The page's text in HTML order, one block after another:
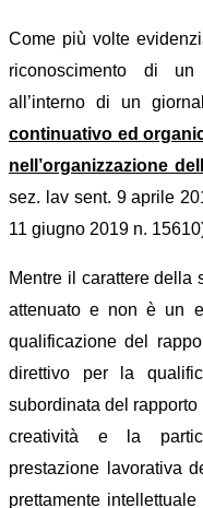
Come più volte
riconoscimento di
all’interno di un
continuativo ed
nell’organizzazione
sez. lav sent. 9 aprile
11 giugno 2019 n.
Mentre il carattere della
attenuato e non è un
qualificazione del
direttivo per la
subordinata del
creatività e la
prestazione lavorativa
prettamente